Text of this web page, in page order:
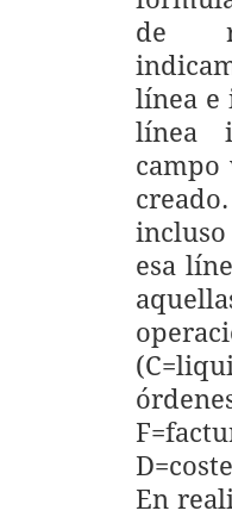
de
línea e
línea
campo
esa
En